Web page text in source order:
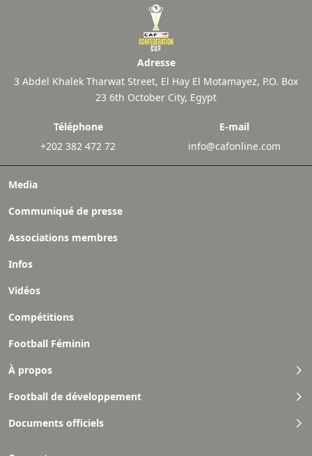
Media
Communiqué de presse
Associations membres
Infos
Vidéos
Compétitions
Football Féminin
À propos
Football de développement
Documents officiels
Adresse
3 Abdel Khalek Tharwat Street, El Hay El Motamayez, P.O. Box
23 6th October City, Egypt
Téléphone
+202 382 472 72
E-mail
info@cafonline.com